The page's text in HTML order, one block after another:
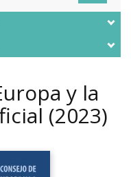
y la
(2023)